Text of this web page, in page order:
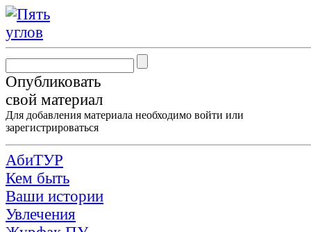
Опубликовать
свой материал
Для добавления материала необходимо войти или
зарегистрироваться
АбиТУР
Кем быть
Ваши истории
Увлечения